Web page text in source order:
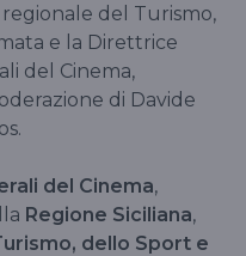
regionale del Turismo,
e la Direttrice
del Cinema,
di Davide
del Cinema,
Regione Siciliana,
dello Sport e